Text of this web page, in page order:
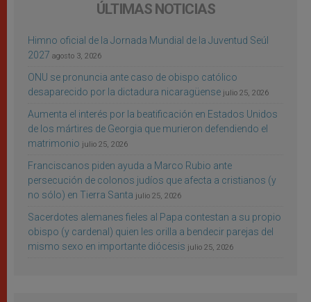
ÚLTIMAS NOTICIAS
Himno oficial de la Jornada Mundial de la Juventud Seúl
2027 agosto 3, 2026
ONU se pronuncia ante caso de obispo católico
desaparecido por la dictadura nicaragüense julio 25, 2026
Aumenta el interés por la beatificación en Estados Unidos
de los mártires de Georgia que murieron defendiendo el
matrimonio julio 25, 2026
Franciscanos piden ayuda a Marco Rubio ante
persecución de colonos judíos que afecta a cristianos (y
no sólo) en Tierra Santa julio 25, 2026
Sacerdotes alemanes fieles al Papa contestan a su propio
obispo (y cardenal) quien les orilla a bendecir parejas del
mismo sexo en importante diócesis julio 25, 2026